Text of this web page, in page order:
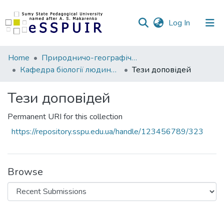
Log In (current)
Communities
&
All of DSpace
Statistics
Home
Природничо-географічний факультет
Кафедра біології людини, хімії та методики навчання хімії
Тези доповідей
Тези доповідей
Permanent URI for this collection
https://repository.sspu.edu.ua/handle/123456789/323
Browse